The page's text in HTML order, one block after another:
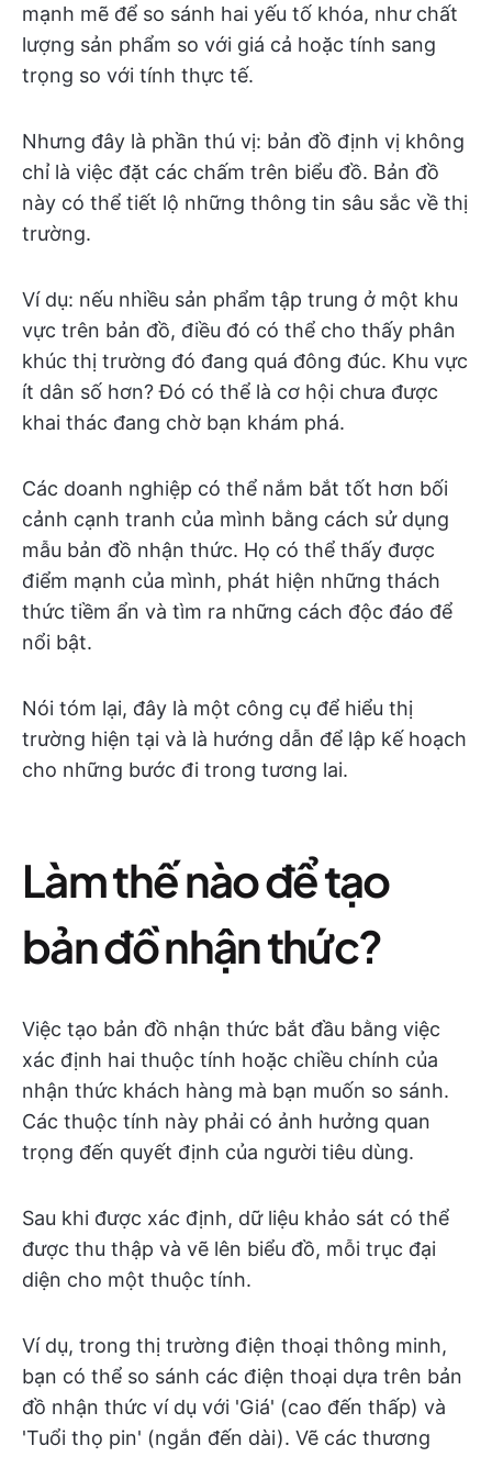
mạnh mẽ để so sánh hai yếu tố khóa, như chất
lượng sản phẩm so với giá cả hoặc tính sang
trọng so với tính thực tế.
Nhưng đây là phần thú vị: bản đồ định vị không
chỉ là việc đặt các chấm trên biểu đồ. Bản đồ
này có thể tiết lộ những thông tin sâu sắc về thị
trường.
Ví dụ: nếu nhiều sản phẩm tập trung ở một khu
vực trên bản đồ, điều đó có thể cho thấy phân
khúc thị trường đó đang quá đông đúc. Khu vực
ít dân số hơn? Đó có thể là cơ hội chưa được
khai thác đang chờ bạn khám phá.
Các doanh nghiệp có thể nắm bắt tốt hơn bối
cảnh cạnh tranh của mình bằng cách sử dụng
mẫu bản đồ nhận thức. Họ có thể thấy được
điểm mạnh của mình, phát hiện những thách
thức tiềm ẩn và tìm ra những cách độc đáo để
nổi bật.
Nói tóm lại, đây là một công cụ để hiểu thị
trường hiện tại và là hướng dẫn để lập kế hoạch
cho những bước đi trong tương lai.
Làm thế nào để tạo
bản đồ nhận thức?
Việc tạo bản đồ nhận thức bắt đầu bằng việc
xác định hai thuộc tính hoặc chiều chính của
nhận thức khách hàng mà bạn muốn so sánh.
Các thuộc tính này phải có ảnh hưởng quan
trọng đến quyết định của người tiêu dùng.
Sau khi được xác định, dữ liệu khảo sát có thể
được thu thập và vẽ lên biểu đồ, mỗi trục đại
diện cho một thuộc tính.
Ví dụ, trong thị trường điện thoại thông minh,
bạn có thể so sánh các điện thoại dựa trên bản
đồ nhận thức ví dụ với 'Giá' (cao đến thấp) và
'Tuổi thọ pin' (ngắn đến dài). Vẽ các thương